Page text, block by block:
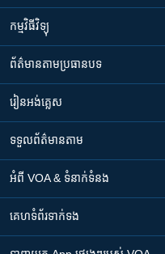
កម្មវិធី​វិទ្យុ
ព័ត៌មាន​តាមប្រធានបទ​
រៀន​​អង់គ្លេស
ទទួល​ព័ត៌មាន​តាម
អំពី​ VOA & ទំនាក់ទំនង
គេហទំព័រ​​ទាក់ទង